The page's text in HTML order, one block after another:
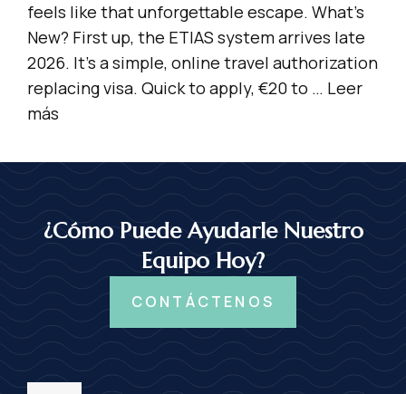
feels like that unforgettable escape. What’s
New? First up, the ETIAS system arrives late
2026. It’s a simple, online travel authorization
replacing visa. Quick to apply, €20 to … Leer
más
¿Cómo Puede Ayudarle Nuestro
Equipo Hoy?
CONTÁCTENOS